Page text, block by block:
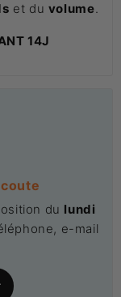
et du volume.
14J
du lundi
e-mail